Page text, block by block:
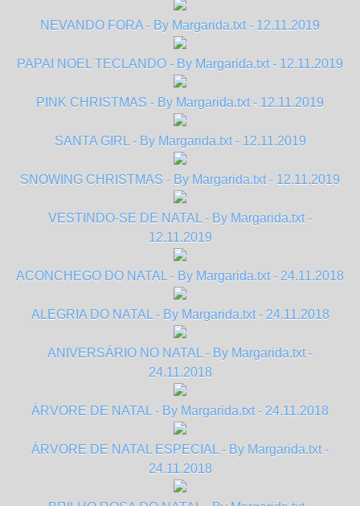
NEVANDO FORA - By Margarida.txt - 12.11.2019
PAPAI NOEL TECLANDO - By Margarida.txt - 12.11.2019
PINK CHRISTMAS - By Margarida.txt - 12.11.2019
SANTA GIRL - By Margarida.txt - 12.11.2019
SNOWING CHRISTMAS - By Margarida.txt - 12.11.2019
VESTINDO-SE DE NATAL - By Margarida.txt -
12.11.2019
ACONCHEGO DO NATAL - By Margarida.txt - 24.11.2018
ALEGRIA DO NATAL - By Margarida.txt - 24.11.2018
ANIVERSÁRIO NO NATAL - By Margarida.txt -
24.11.2018
ÁRVORE DE NATAL - By Margarida.txt - 24.11.2018
ÁRVORE DE NATAL ESPECIAL - By Margarida.txt -
24.11.2018